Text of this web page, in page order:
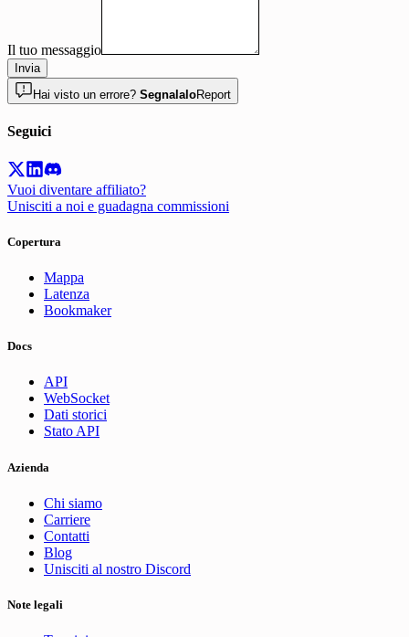
Il tuo messaggio
Invia
Hai visto un errore? SegnalaloReport
Seguici
Vuoi diventare affiliato?
Unisciti a noi e guadagna commissioni
Copertura
Mappa
Latenza
Bookmaker
Docs
API
WebSocket
Dati storici
Stato API
Azienda
Chi siamo
Carriere
Contatti
Blog
Unisciti al nostro Discord
Note legali